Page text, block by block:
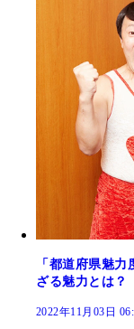
「都道府県魅
ざる魅力とは？
2022年11月03日